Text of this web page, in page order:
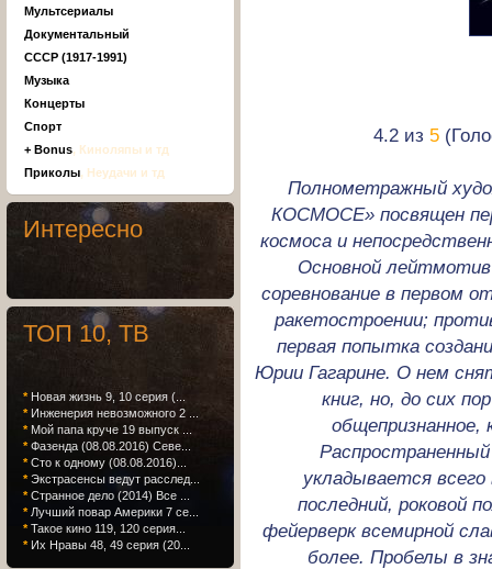
4.2 из 5
Полнометражный
КОСМОСЕ» посвящен
космоса и
Основной
соревнование в первом
ракетостроении;
первая попытка
Юрии Гагарине. О нем
книг, но, до сих
общепризнанное,
укладывается
последний, роковой
фейерверк всемирной
более. Пробелы в
Мультсериалы
Документальный
СССР (1917-1991)
Музыка
Концерты
Спорт
+ Bonus, Киноляпы и тд
Приколы, Неудачи и тд
Интересно
ТОП 10, ТВ
* Новая жизнь 9, 10 серия (...
* Инженерия невозможного 2 ...
* Мой папа круче 19 выпуск ...
* Фазенда (08.08.2016) Севе...
* Сто к одному (08.08.2016)...
* Экстрасенсы ведут расслед...
* Странное дело (2014) Все ...
* Лучший повар Америки 7 се...
* Такое кино 119, 120 серия...
* Их Нравы 48, 49 серия (20...